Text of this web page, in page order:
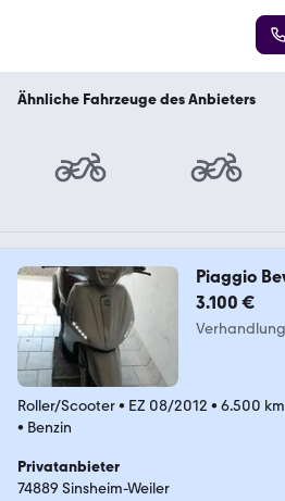
Ähnliche Fahrzeuge des Anbieters
Piaggio
3.100 €
Roller/Scooter• EZ 08/2012 • 6.500 km
• Benzin
Privatanbieter
74889 Sinsheim-Weiler